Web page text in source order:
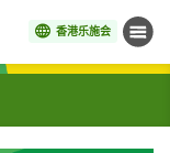
香港乐施会 菜单